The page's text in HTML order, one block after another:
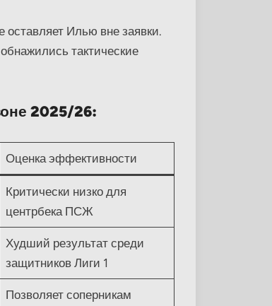
Илью вне заявки.
тактические
2025/26:
Оценка эффективности
Критически низко для
центрбека ПСЖ
Худший результат среди
защитников Лиги 1
Позволяет соперникам